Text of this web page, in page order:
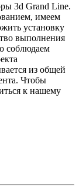
3d Grand Line.
имеем
установку
выполнения
соблюдаем
из общей
Чтобы
к нашему